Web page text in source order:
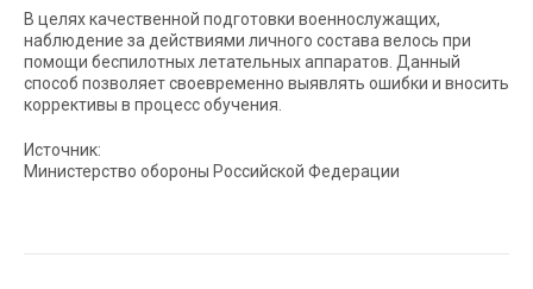
В целях качественной подготовки военнослужащих,
наблюдение за действиями личного состава велось при
помощи беспилотных летательных аппаратов. Данный
способ позволяет своевременно выявлять ошибки и вносить
коррективы в процесс обучения.
Источник:
Министерство обороны Российской Федерации